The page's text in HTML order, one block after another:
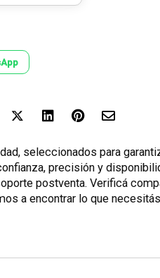
seleccionados para
precisión y
postventa. Verificá
a encontrar lo que